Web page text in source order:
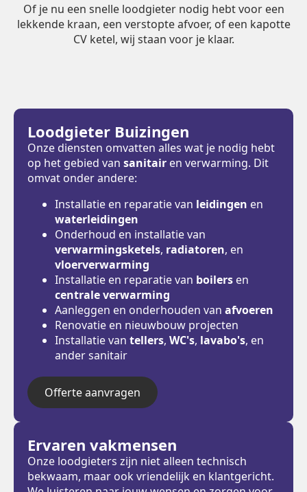
Of je nu een snelle loodgieter nodig hebt voor een
lekkende kraan, een verstopte afvoer, of een kapotte
CV ketel, wij staan voor je klaar.
Loodgieter Buizingen
Onze diensten omvatten alles wat je nodig hebt
op het gebied van sanitair en verwarming. Dit
omvat onder andere:
Installatie en reparatie van leidingen en
waterleidingen
Onderhoud en installatie van
verwarmingsketels, radiatoren, en
vloerverwarming
Installatie en reparatie van boilers en
centrale verwarming
Aanleggen en onderhouden van afvoeren
Renovatie en nieuwbouw projecten
Installatie van tellers, WC's, lavabo's, en
ander sanitair
Offerte aanvragen
Ervaren vakmensen
Onze loodgieters zijn niet alleen technisch
bekwaam, maar ook vriendelijk en klantgericht.